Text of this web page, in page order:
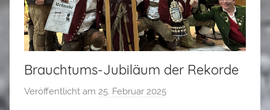
Brauchtums-Jubiläum der Rekorde
Veröffentlicht am 25. Februar 2025